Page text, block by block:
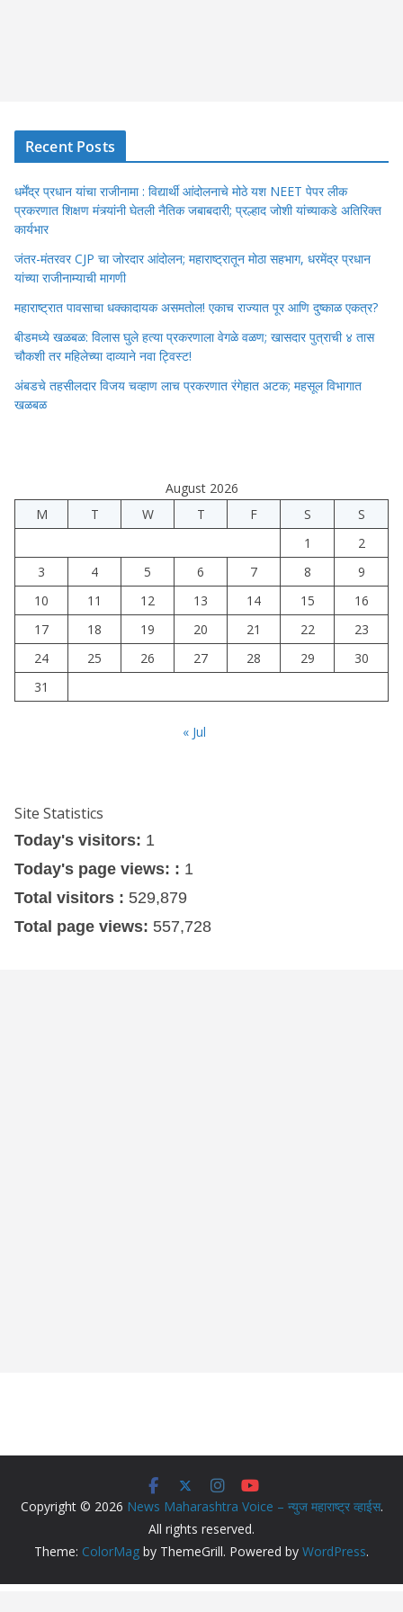
Recent Posts
धर्मेंद्र प्रधान यांचा राजीनामा : विद्यार्थी आंदोलनाचे मोठे यश NEET पेपर लीक
प्रकरणात शिक्षण मंत्र्यांनी घेतली नैतिक जबाबदारी; प्रल्हाद जोशी यांच्याकडे अतिरिक्त
कार्यभार
जंतर-मंतरवर CJP चा जोरदार आंदोलन; महाराष्ट्रातून मोठा सहभाग, धरमेंद्र प्रधान
यांच्या राजीनाम्याची मागणी
महाराष्ट्रात पावसाचा धक्कादायक असमतोल! एकाच राज्यात पूर आणि दुष्काळ एकत्र?
बीडमध्ये खळबळ: विलास घुले हत्या प्रकरणाला वेगळे वळण; खासदार पुत्राची ४ तास
चौकशी तर महिलेच्या दाव्याने नवा ट्विस्ट!
अंबडचे तहसीलदार विजय चव्हाण लाच प्रकरणात रंगेहात अटक; महसूल विभागात
खळबळ
August 2026
M
T W T F S
S
1
2
3
4 5 6 7 8
9
10
11 12 13 14 15
16
17
18 19 20 21 22
23
24
25 26 27 28 29
30
31
« Jul
Site Statistics
Today's visitors: 1
Today's page views: : 1
Total visitors : 529,879
Total page views: 557,728
Copyright © 2026 News Maharashtra Voice – न्युज महाराष्ट्र व्हाईस.
All rights reserved.
Theme: ColorMag by ThemeGrill. Powered by WordPress.